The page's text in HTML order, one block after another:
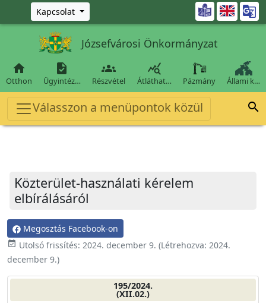
Ugrás a fő tartalomra
Kapcsolat 
Józsefvárosi Önkormányzat

Otthon

Ügyintéz…

Részvétel

Átláthat… Pázmány Állami k…
Válasszon a menüpontok közül 
Közterület-használati kérelem
elbírálásáról
Megosztás Facebook-on
event_available Utolsó frissítés: 2024. december 9. (Létrehozva: 2024.
december 9.)
195/2024.
(XII.02.)